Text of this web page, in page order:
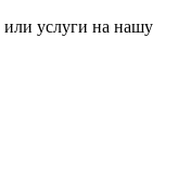
услуги на нашу